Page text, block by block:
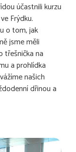
účastnili kurzu
Frýdku.
o tom, jak
jsme měli
třešnička na
a prohlídka
našich
dřinou a